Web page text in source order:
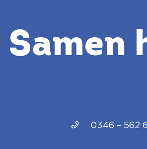
Samen
0346 – 562